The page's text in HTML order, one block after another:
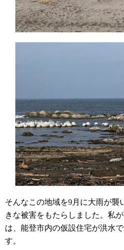
そんなこの地域を9月に大雨が襲
きな被害をもたらしました。私
は、能登市内の仮設住宅が洪水
す。